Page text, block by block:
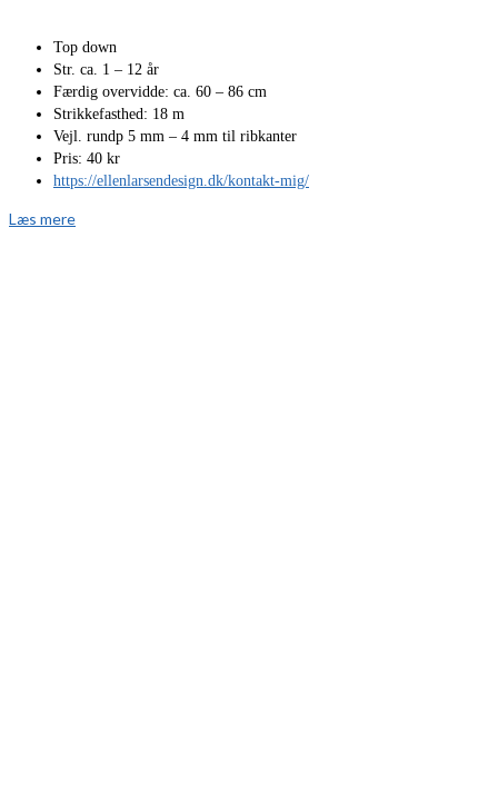
Top down
Str. ca. 1 – 12 år
Færdig overvidde: ca. 60 – 86 cm
Strikkefasthed: 18 m
Vejl. rundp 5 mm – 4 mm til ribkanter
Pris: 40 kr
https://ellenlarsendesign.dk/kontakt-mig/
Læs mere